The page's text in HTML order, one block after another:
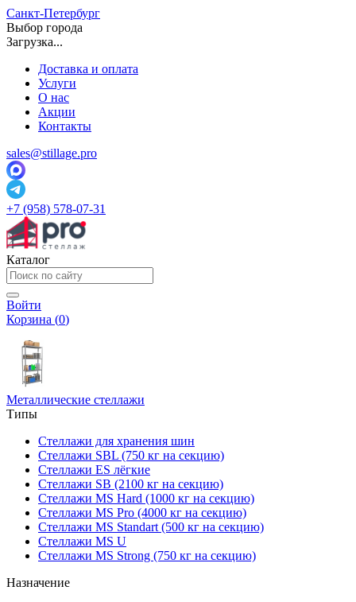
Санкт-Петербург
Выбор города
Загрузка...
Доставка и оплата
Услуги
О нас
Акции
Контакты
sales@stillage.pro
+7 (958) 578-07-31
Каталог
Войти
Корзина (0)
Металлические стеллажи
Типы
Стеллажи для хранения шин
Стеллажи SBL (750 кг на секцию)
Стеллажи ES лёгкие
Стеллажи SB (2100 кг на секцию)
Стеллажи MS Hard (1000 кг на секцию)
Стеллажи MS Pro (4000 кг на секцию)
Стеллажи MS Standart (500 кг на секцию)
Стеллажи MS U
Стеллажи MS Strong (750 кг на секцию)
Назначение